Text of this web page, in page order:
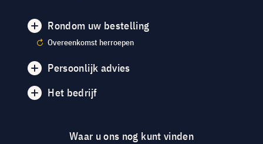
Rondom uw bestelling
Overeenkomst herroepen
Persoonlijk advies
Het bedrijf
Waar u ons nog kunt vinden